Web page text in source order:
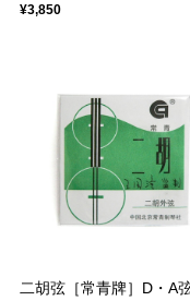
¥3,850
二胡弦［常青牌］D・A